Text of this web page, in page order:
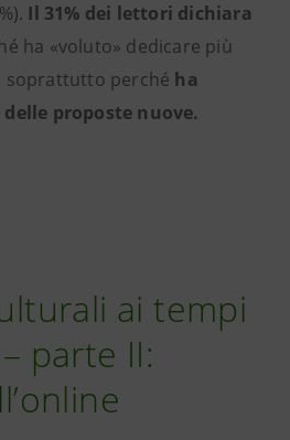
Il 31% dei lettori dichiara
ha «voluto» dedicare più
soprattutto perché ha
proposte nuove.
ai tempi
parte II: